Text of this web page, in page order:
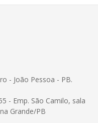
- João Pessoa - PB.
- Emp. São Camilo, sala
Grande/PB